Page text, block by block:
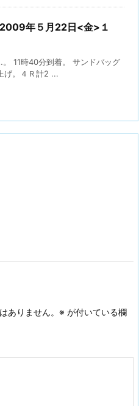
年５月22日<金>１
11時40分到着。 サンドバッグ
げ。４Ｒ計2 ...
ありません。 ※ が付いている欄